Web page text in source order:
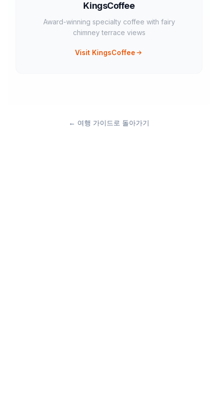
KingsCoffee
Award-winning specialty coffee with fairy
chimney terrace views
Visit KingsCoffee
← 여행 가이드로 돌아가기